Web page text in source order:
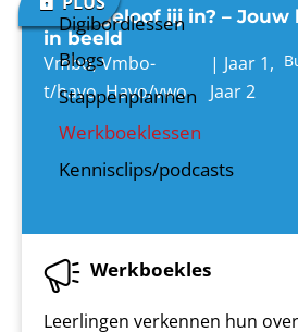
Digibordlessen
Blogs
Stappenplannen
Werkboeklessen
Kennisclips/podcasts
Waar geloof jij in? –
in beeld
Vmbo,Vmbo-
t/havo,Havo/vwo
| Jaar 1,
Jaar 2
Werkboekles
Leerlingen verkennen hun